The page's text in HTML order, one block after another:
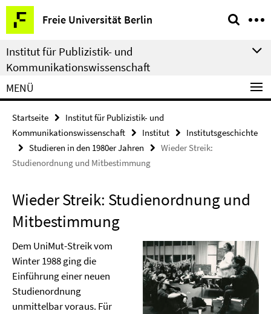
Springe
direkt
zu
Inhalt
Freie Universität Berlin
Service-
Navigation
Institut für Publizistik- und
Kommunikationswissenschaft
MENÜ
Startseite
Institut für Publizistik- und
Kommunikationswissenschaft
Institut
Institutsgeschichte
Studieren in den 1980er Jahren
Wieder Streik:
Studienordnung und Mitbestimmung
Wieder Streik: Studienordnung und
Mitbestimmung
Dem UniMut-Streik vom
Winter 1988 ging die
Einführung einer neuen
Studienordnung
unmittelbar voraus. Für